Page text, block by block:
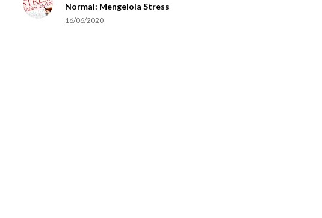
Normal: Mengelola Stress
16/06/2020